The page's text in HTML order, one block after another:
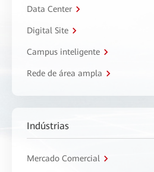
Data Center
Digital Site
Campus inteligente
Rede de área ampla
Indústrias
Mercado Comercial